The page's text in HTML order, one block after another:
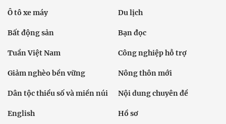
Ô tô xe máy Du lịch
Bất động sản Bạn đọc
Tuần Việt Nam Công nghiệp hỗ trợ
Giảm nghèo bền vững Nông thôn mới
Dân tộc thiểu số và miền núi Nội dung chuyên đề
English Hồ sơ